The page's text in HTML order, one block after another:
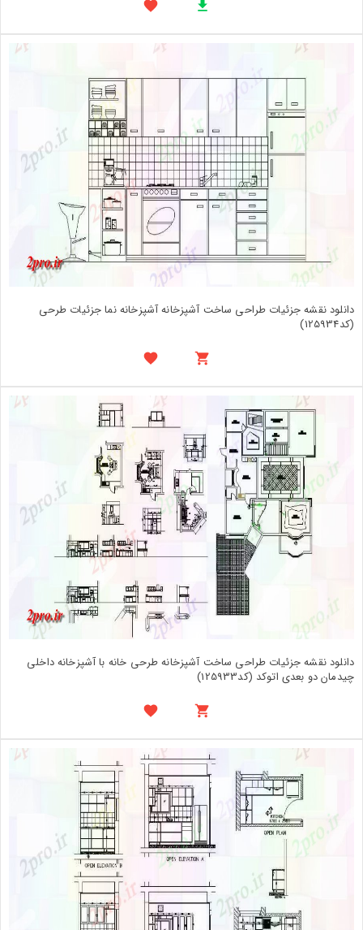
دانلود نقشه جزئیات طراحی ساخت آشپزخانه آشپزخانه نما جزئیات طرحی
(کد125934)
دانلود نقشه جزئیات طراحی ساخت آشپزخانه طرحی خانه با آشپزخانه داخلی
چیدمان دو بعدی اتوکد (کد125933)